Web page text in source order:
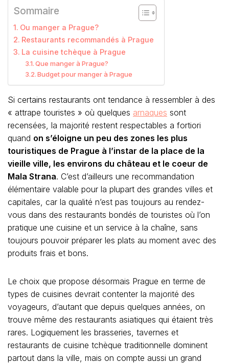
Sommaire
Ou manger a Prague?
Restaurants recommandés à Prague
La cuisine tchèque à Prague
Que manger à Prague?
Budget pour manger à Prague
Si certains restaurants ont tendance à ressembler à des
« attrape touristes » où quelques arnaques sont
recensées, la majorité restent respectables a fortiori
quand on s’éloigne un peu des zones les plus
touristiques de Prague à l’instar de la place de la
vieille ville, les environs du château et le coeur de
Mala Strana. C’est d’ailleurs une recommandation
élémentaire valable pour la plupart des grandes villes et
capitales, car la qualité n’est pas toujours au rendez-
vous dans des restaurants bondés de touristes où l’on
pratique une cuisine et un service à la chaîne, sans
toujours pouvoir préparer les plats au moment avec des
produits frais et bons.
Le choix que propose désormais Prague en terme de
types de cuisines devrait contenter la majorité des
voyageurs, d’autant que depuis quelques années, on
trouve même des restaurants asiatiques qui étaient très
rares. Logiquement les brasseries, tavernes et
restaurants de cuisine tchèque traditionnelle dominent
partout dans la ville, mais on compte aussi un grand